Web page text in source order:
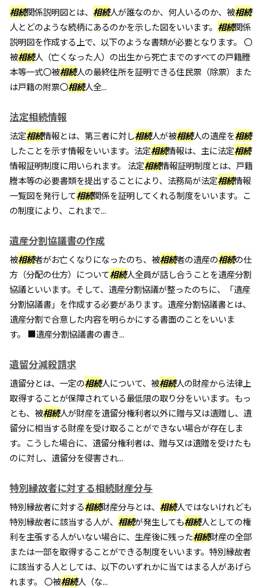
相続関係説明図とは、 相続人が誰なのか、何人いるのか、被相続
人とどのような続柄にあるのかを示した図をいいます。 相続関係
説明図を作成する上で、以下のような書類が必要となります。 〇
被相続人（亡くなった人）の出生から死亡までのすべての戸籍謄
本等一式〇被相続人の最終住所を証明できる住民票（除票）また
は戸籍の附票〇相続人全...
法定相続情報
法定相続情報とは、第三者に対し相続人が被相続人の遺産を相続
したことを示す情報をいいます。法定相続情報は、主に法定相続
情報証明制度に用いられます。 法定相続情報証明制度とは、戸籍
謄本等の必要書類を提出することにより、法務局が法定相続情報
一覧図を発行して相続関係を証明してくれる制度をいいます。こ
の制度により、これまで...
遺産分割協議書の作成
被相続者がお亡くなりになったのち、被相続者の遺産の相続の仕
方（分配の仕方）について相続人全員が話し合うことを遺産分割
協議といいます。そして、遺産分割協議が整ったのちに、「遺産
分割協議書」を作成する必要があります。遺産分割協議書とは、
遺産分割で合意した内容を明らかにする書面のことをいいま
す。 ■遺産分割協議書の書き...
遺留分減殺請求
遺留分とは、一定の相続人について、被相続人の財産から法律上
取得することが保障されている最低限の取り分をいいます。もっ
とも、被相続人が財産を遺留分権利者以外に贈与又は遺贈し、遺
留分に相当する財産を受け取ることができない場合が存在しま
す。こうした場合に、遺留分権利者は、贈与又は遺贈を受けたも
のに対し、遺留分を侵害され...
特別縁故者に対する相続財産分与
特別縁故者に対する相続財産分与とは、 相続人ではないけれども
特別縁故者に該当する人が、 相続が発生しても相続人としての権
利を主張する人がいない場合に、生産後に残った相続財産の全部
または一部を取得することができる制度をいいます。特別縁故者
に該当する人としては、以下のいずれかに当てはまる人があげら
れます。 〇被相続人（な...